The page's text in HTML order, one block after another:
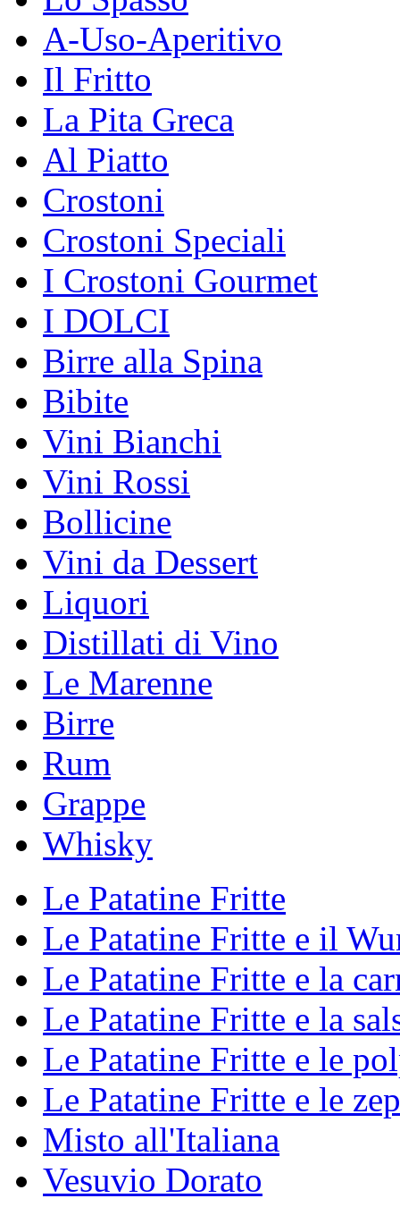
A-Uso-Aperitivo
Il Fritto
La Pita Greca
Al Piatto
Crostoni
Crostoni Speciali
I Crostoni Gourmet
I DOLCI
Birre alla Spina
Bibite
Vini Bianchi
Vini Rossi
Bollicine
Vini da Dessert
Liquori
Distillati di Vino
Le Marenne
Birre
Rum
Grappe
Whisky
Le Patatine Fritte
Le Patatine Fritte e il
Le Patatine Fritte e la
Le Patatine Fritte e la
Le Patatine Fritte e le
Le Patatine Fritte e le
Misto all'Italiana
Vesuvio Dorato